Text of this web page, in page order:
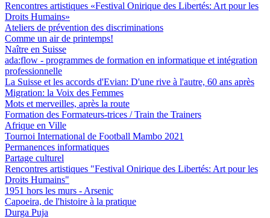
Rencontres artistiques «Festival Onirique des Libertés: Art pour les
Droits Humains»
Ateliers de prévention des discriminations
Comme un air de printemps!
Naître en Suisse
ada:flow - programmes de formation en informatique et intégration
professionnelle
La Suisse et les accords d'Evian: D'une rive à l'autre, 60 ans après
Migration: la Voix des Femmes
Mots et merveilles, après la route
Formation des Formateurs-trices / Train the Trainers
Afrique en Ville
Tournoi International de Football Mambo 2021
Permanences informatiques
Partage culturel
Rencontres artistiques "Festival Onirique des Libertés: Art pour les
Droits Humains"
1951 hors les murs - Arsenic
Capoeira, de l'histoire à la pratique
Durga Puja